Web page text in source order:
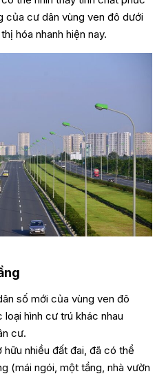
của cư dân vùng ven đô dưới
hóa nhanh hiện nay.
số mới của vùng ven đô
hình cư trú khác nhau
cư.
nhiều đất đai, đã có thể
(mái ngói, một tầng, nhà vườn